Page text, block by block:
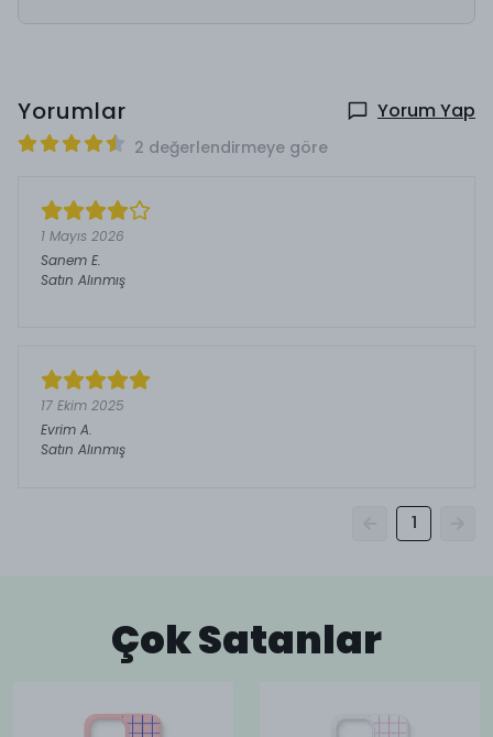
Yorumlar Yorum Yap
2 değerlendirmeye göre
1 Mayıs 2026
Sanem E.
Satın Alınmış
17 Ekim 2025
Evrim A.
Satın Alınmış
1
Çok Satanlar